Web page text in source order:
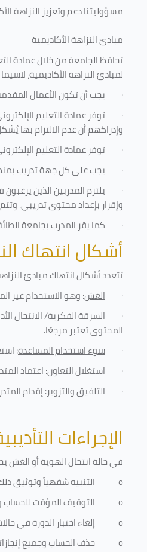
مسؤوليتنا دعم وتعزيز النزاهة
مبادئ النزاهة الأكاديمية
تحافظ الجامعة من خلال عمادة
لمبادئ النزاهة الأكاديمية،
· يجب أن تكون الأعمال
· توفر عمادة التعليم
وإدراكهم أن عدم الالتزام بها
· توفر عمادة التعليم
· يجب على كل جهة تدريب
· يلتزم المدربين الذين
وإقرار بإعداد محتوى تدريبي.
· كما يقر المدرب بجامعة
أشكال انتهاك
تتعدد أشكال انتهاك مبادئ
· الغش: وهو الاستخدام غير
· السرقة الفكرية/ الانتحال
المحتوى تعتبر مرجعًا.
· سوء استخدام المساعدة:
· استغلال التعاون: اعتماد
· التلفيق والتزوير: إقدام
الإجراءات
في حالة انتحال الهوية أو الغش
o
التنبيه شفهياً وتوثيق
o
التوقيف المؤقت للحساب
o
إلغاء اختبار الدورة في
o
حذف الحساب وجميع